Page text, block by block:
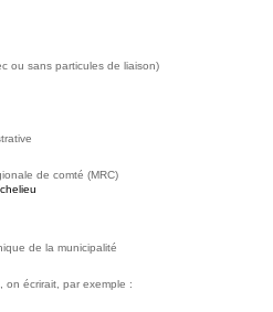
ou sans particules de liaison)
de comté (MRC)
de la municipalité
on écrirait, par exemple :